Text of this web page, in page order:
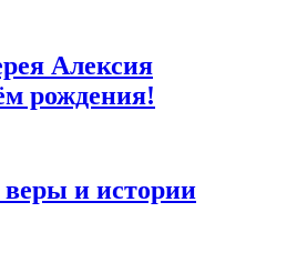
Алексия
рождения!
веры и истории